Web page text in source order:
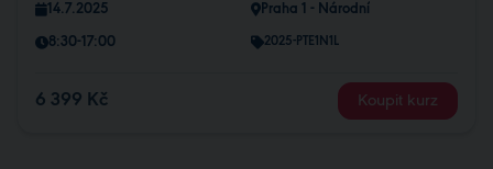
14.7.2025 Praha 1 - Národní
8:30-17:00 2025-PTE1N1L
6 399 Kč Koupit kurz